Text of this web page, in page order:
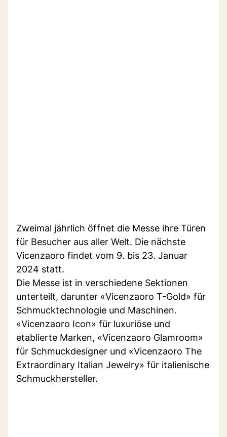
Zweimal jährlich öffnet die Messe ihre Türen
für Besucher aus aller Welt. Die nächste
Vicenzaoro findet vom 9. bis 23. Januar
2024 statt.
Die Messe ist in verschiedene Sektionen
unterteilt, darunter «Vicenzaoro T-Gold» für
Schmucktechnologie und Maschinen.
«Vicenzaoro Icon» für luxuriöse und
etablierte Marken, «Vicenzaoro Glamroom»
für Schmuckdesigner und «Vicenzaoro The
Extraordinary Italian Jewelry» für italienische
Schmuckhersteller.